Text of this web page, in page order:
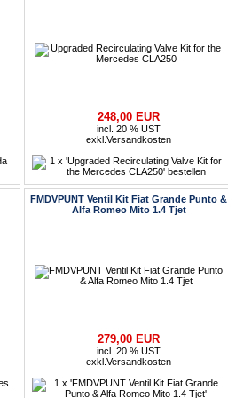
248,00 EUR
incl. 20 % UST
exkl. Versandkosten
FMDVPUNT Ventil Kit Fiat Grande Punto &
Alfa Romeo Mito 1.4 Tjet
279,00 EUR
incl. 20 % UST
exkl. Versandkosten